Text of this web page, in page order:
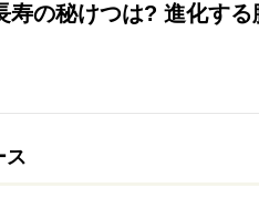
寿の秘けつは? 進化す
ス